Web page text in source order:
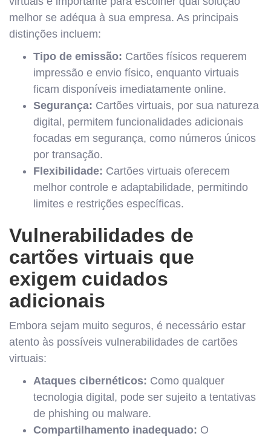
melhor se adéqua à sua empresa. As principais
distinções incluem:
Tipo de emissão: Cartões físicos requerem
impressão e envio físico, enquanto virtuais
ficam disponíveis imediatamente online.
Segurança: Cartões virtuais, por sua natureza
digital, permitem funcionalidades adicionais
focadas em segurança, como números únicos
por transação.
Flexibilidade: Cartões virtuais oferecem
melhor controle e adaptabilidade, permitindo
limites e restrições específicas.
Vulnerabilidades de
cartões virtuais que
exigem cuidados
adicionais
Embora sejam muito seguros, é necessário estar
atento às possíveis vulnerabilidades de cartões
virtuais:
Ataques cibernéticos: Como qualquer
tecnologia digital, pode ser sujeito a tentativas
de phishing ou malware.
Compartilhamento inadequado: O